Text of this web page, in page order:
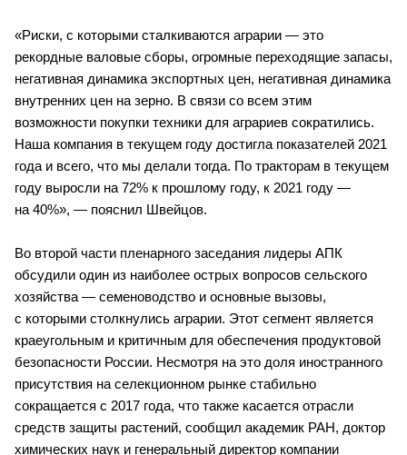
«Риски, с которыми сталкиваются аграрии — это
рекордные валовые сборы, огромные переходящие запасы,
негативная динамика экспортных цен, негативная динамика
внутренних цен на зерно. В связи со всем этим
возможности покупки техники для аграриев сократились.
Наша компания в текущем году достигла показателей 2021
года и всего, что мы делали тогда. По тракторам в текущем
году выросли на 72% к прошлому году, к 2021 году —
на 40%», — пояснил Швейцов.
Во второй части пленарного заседания лидеры АПК
обсудили один из наиболее острых вопросов сельского
хозяйства — семеноводство и основные вызовы,
с которыми столкнулись аграрии. Этот сегмент является
краеугольным и критичным для обеспечения продуктовой
безопасности России. Несмотря на это доля иностранного
присутствия на селекционном рынке стабильно
сокращается с 2017 года, что также касается отрасли
средств защиты растений, сообщил академик РАН, доктор
химических наук и генеральный директор компании